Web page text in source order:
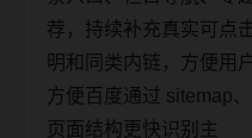
荐，持续补充真实可点
明和同类内链，方便用
方便百度通过 sitemap
页面结构更快识别主